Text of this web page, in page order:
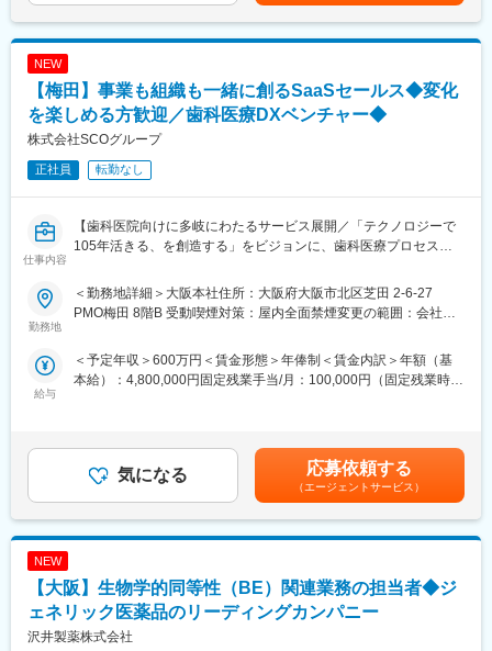
■教育、福利厚生充実：
識やスキルのほか、人間としての成長を目指す心の姿勢を育みま
す。同時にPPDのカリキュラム導入や外国人トレーナーの配置を
通じてグローバルに対応できる人材を輩出できることが特徴の一
つです。
変更の範囲：会社の定める業務
【弊社の事業について】
～日本最大手の化粧品・日用品、一般用医薬品卸企業 「人々の
生活基盤を支える企業」～
生活必需品を全国3万数千店のドラッグストアやコンビニエンスス
変更の範囲：会社の定める業務
NEW
【梅田】事業も組織も一緒に創るSaaSセールス◆変化
を楽しめる方歓迎／歯科医療DXベンチャー◆
株式会社SCOグループ
正社員 転勤なし
仕事内容
【歯科医院向けに多岐にわたるサービス展開／「テクノロジーで
105年活きる、を創造する」をビジョンに、歯科医療プロセスの
■おすすめポイント：
★決められたやり方ではなく、自ら考え挑戦できる環境です！
★経験以上に、変化を楽しむ姿勢や事業への共感を重視していま
自社SaaSプロダクト「paylight X」の営業活動を通じ、歯科医院
の経営改善と、その先にいる患者様の治療体験の変革を推進して
いただきます。
■業務詳細：
・無償プランから有償プランへの切り替え提案
・顧客ニーズのヒアリングと経営課題の抽出
・製品デモンストレーションと導入効果のプレゼンテーション
・見積作成・契約手続き・導入後のフォローアップ
勤務地
＜勤務地詳細＞大阪本社住所：大阪府大阪市北区芝田 2-6-27
PMO梅田 8階B 受動喫煙対策：屋内全面禁煙変更の範囲：会社の
給与
＜予定年収＞600万円＜賃金形態＞年俸制＜賃金内訳＞年額（基
本給）：4,800,000円固定残業手当/月：100,000円（固定残業時間
じて決定■昇給：年1回（6月）賃金はあくまでも目安の金額であ
り、選考を通じて上下する可能性があります。月給(月額)は固定手
当を含めた表記です。
気になる 応募依頼する
（エージェントサービス）
NEW
【大阪】生物学的同等性（BE）関連業務の担当者◆ジ
ェネリック医薬品のリーディングカンパニー
沢井製薬株式会社